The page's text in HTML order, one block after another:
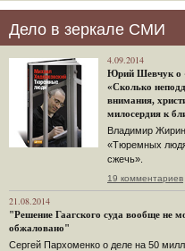
Дело в зеркале СМИ
4.09.2014
Юрий Шевчук о
«Сколько
внимания,
милосердия к
Владимир
«Тюремных
сжечь».
19 комментариев
21.08.2014
"Решение Гаагского суда вообще не
обжаловано"
Сергей Пархоменко о деле на 50